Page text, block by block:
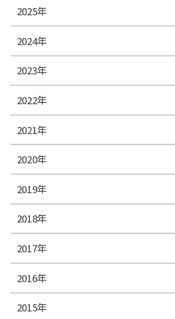
2025年
2024年
2023年
2022年
2021年
2020年
2019年
2018年
2017年
2016年
2015年